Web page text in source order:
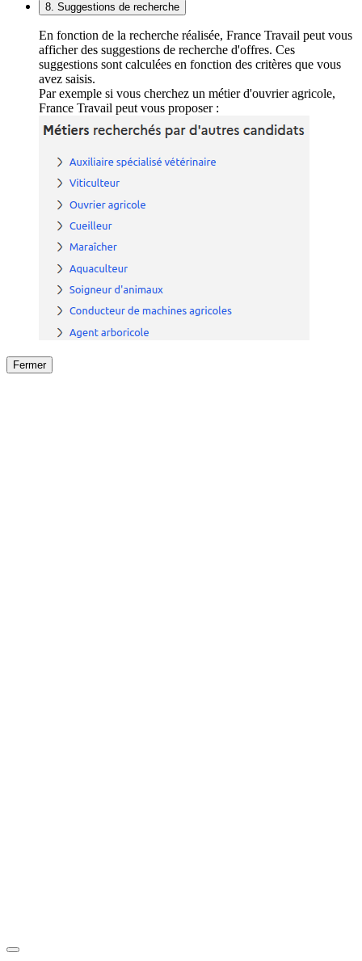
8. Suggestions de recherche
En fonction de la recherche réalisée, France Travail peut vous
afficher des suggestions de recherche d'offres. Ces
suggestions sont calculées en fonction des critères que vous
avez saisis.
Par exemple si vous cherchez un métier d'ouvrier agricole,
France Travail peut vous proposer :
Fermer